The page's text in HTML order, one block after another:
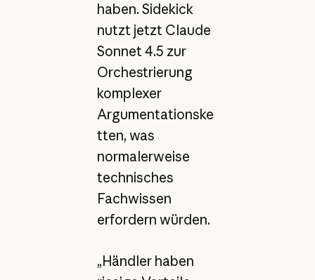
haben. Sidekick
nutzt jetzt Claude
Sonnet 4.5 zur
Orchestrierung
komplexer
Argumentationske
tten, was
normalerweise
technisches
Fachwissen
erfordern würden.
„Händler haben